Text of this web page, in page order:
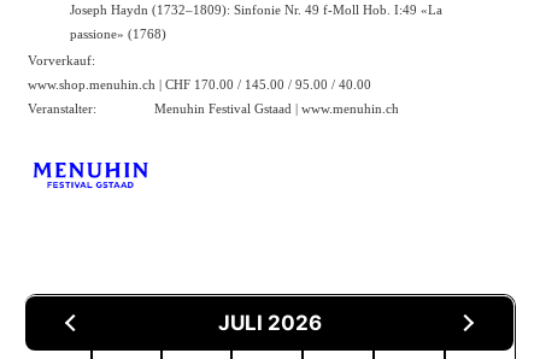
Joseph Haydn (1732–1809): Sinfonie Nr. 49 f-Moll Hob. I:49 «La
passione» (1768)
Vorverkauf:
www.shop.menuhin.ch | CHF 170.00 / 145.00 / 95.00 / 40.00
Veranstalter:
Menuhin Festival Gstaad | www.menuhin.ch
JULI 2026